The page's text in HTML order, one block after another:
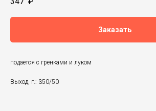
Заказать
подается с гренками и луком
Выход, г.: 350/50